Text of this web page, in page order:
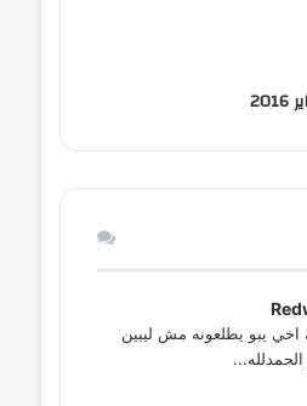
اخي يبو يطلعونه مش ليبين